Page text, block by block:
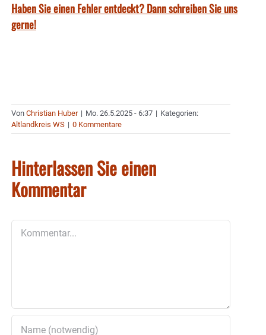
Haben Sie einen Fehler entdeckt? Dann schreiben Sie uns
gerne!
Von Christian Huber | Mo. 26.5.2025 - 6:37 | Kategorien:
Altlandkreis WS | 0 Kommentare
Hinterlassen Sie einen
Kommentar